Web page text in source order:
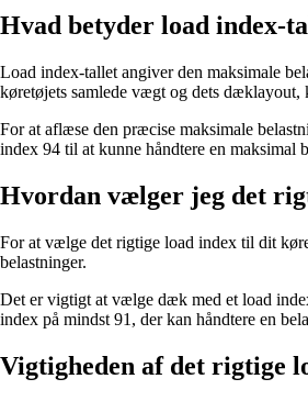
Hvad betyder load index-
Load index-tallet angiver den maksimale
køretøjets samlede vægt og dets
For at aflæse den præcise maksimale
index 94 til at kunne håndtere en maksimal
Hvordan vælger jeg det
For at vælge det rigtige load index til dit
belastninger.
Det er vigtigt at vælge dæk med et load
index på mindst 91, der kan håndtere en
Vigtigheden af det rigtige